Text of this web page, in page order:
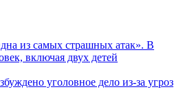
из самых страшных атак». В
включая двух детей
уголовное дело из-за угроз